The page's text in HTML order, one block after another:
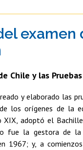
Estudiantes
Académicas/os
Egresadas/os
examen
Chile y las
y elaborado las
los orígenes de la
XIX, adoptó el
fue la gestora de la
1967; y, a